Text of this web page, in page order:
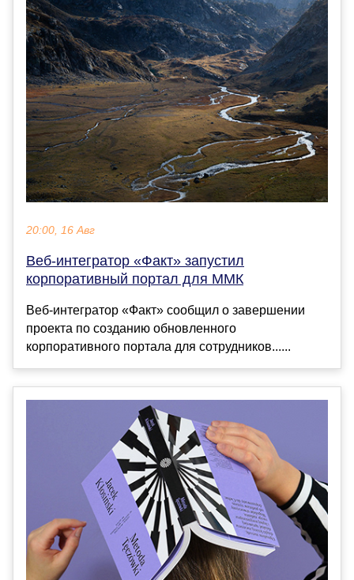
20:00, 16 Авг
Веб-интегратор «Факт» запустил
корпоративный портал для ММК
Веб-интегратор «Факт» сообщил о завершении
проекта по созданию обновленного
корпоративного портала для сотрудников......